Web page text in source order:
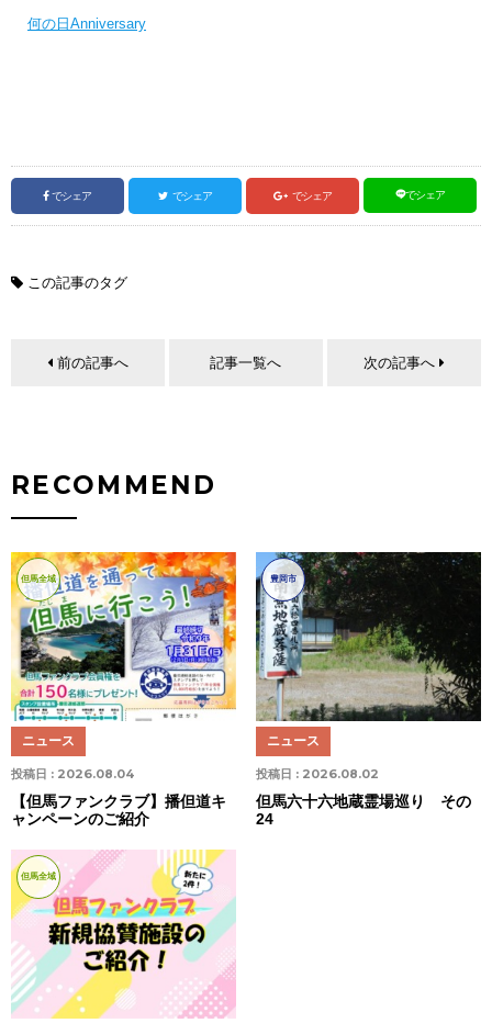
何の日Anniversary
でシェア でシェア でシェア でシェア
この記事のタグ
前の記事へ 記事一覧へ 次の記事へ
RECOMMEND
但馬全域
投稿日 : 2026.08.04
ニュース
【但馬ファンクラブ】播但道キ
ャンペーンのご紹介
豊岡市
投稿日 : 2026.08.02
ニュース
但馬六十六地蔵霊場巡り その
24
但馬全域